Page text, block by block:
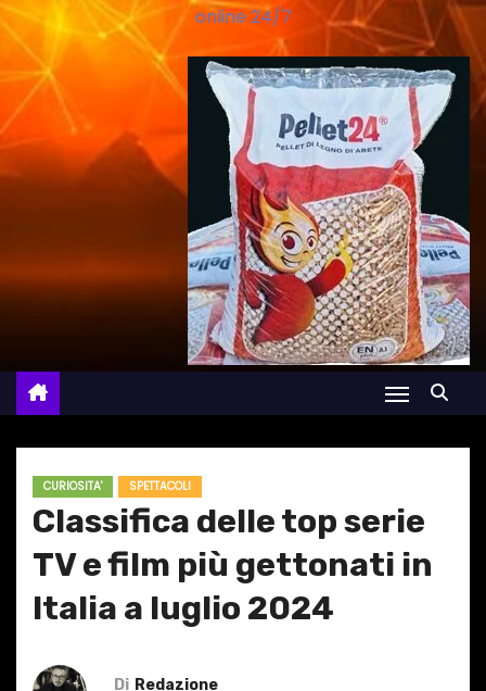
online 24/7
CURIOSITA' SPETTACOLI
Classifica delle top serie
TV e film più gettonati in
Italia a luglio 2024
Di Redazione